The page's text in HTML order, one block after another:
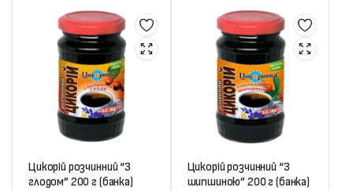
Цикорій розчинний “З
глодом” 200 г (банка)
Цикорій розчинний “З
шипшиною” 200 г (банка)